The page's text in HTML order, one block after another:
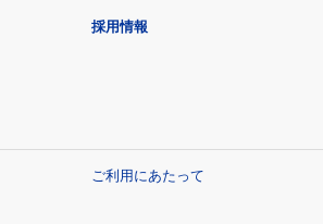
採用情報
ご利用にあたって